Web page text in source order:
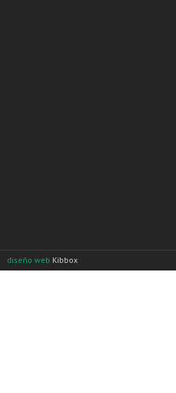
diseño web Kibbox